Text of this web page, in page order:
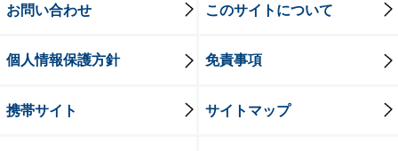
お問い合わせ このサイトについて
個人情報保護方針 免責事項
携帯サイト サイトマップ